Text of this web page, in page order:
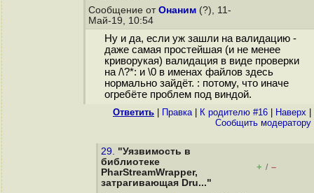
Сообщение от Онаним (?), 11-
Май-19, 10:54
Ну и да, если уж зашли на валидацию -
даже самая простейшая (и не менее
криворукая) валидация в виде проверки
на /\?*: и \0 в именах файлов здесь
нормально зайдёт. : потому, что иначе
огребёте проблем под виндой.
Ответить Правка| К родителю #16 Наверх
Cообщить модератору
29. "Уязвимость в
библиотеке
PharStreamWrapper,
затрагивающая Dru..."
+ / –